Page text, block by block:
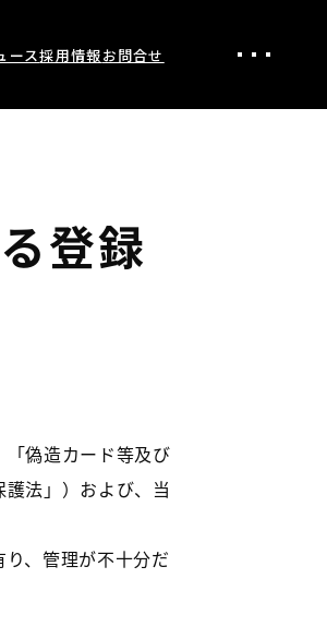
ース採用情報お問合せ
登録
偽造カード等及び
法」）および、当
、管理が不十分だ